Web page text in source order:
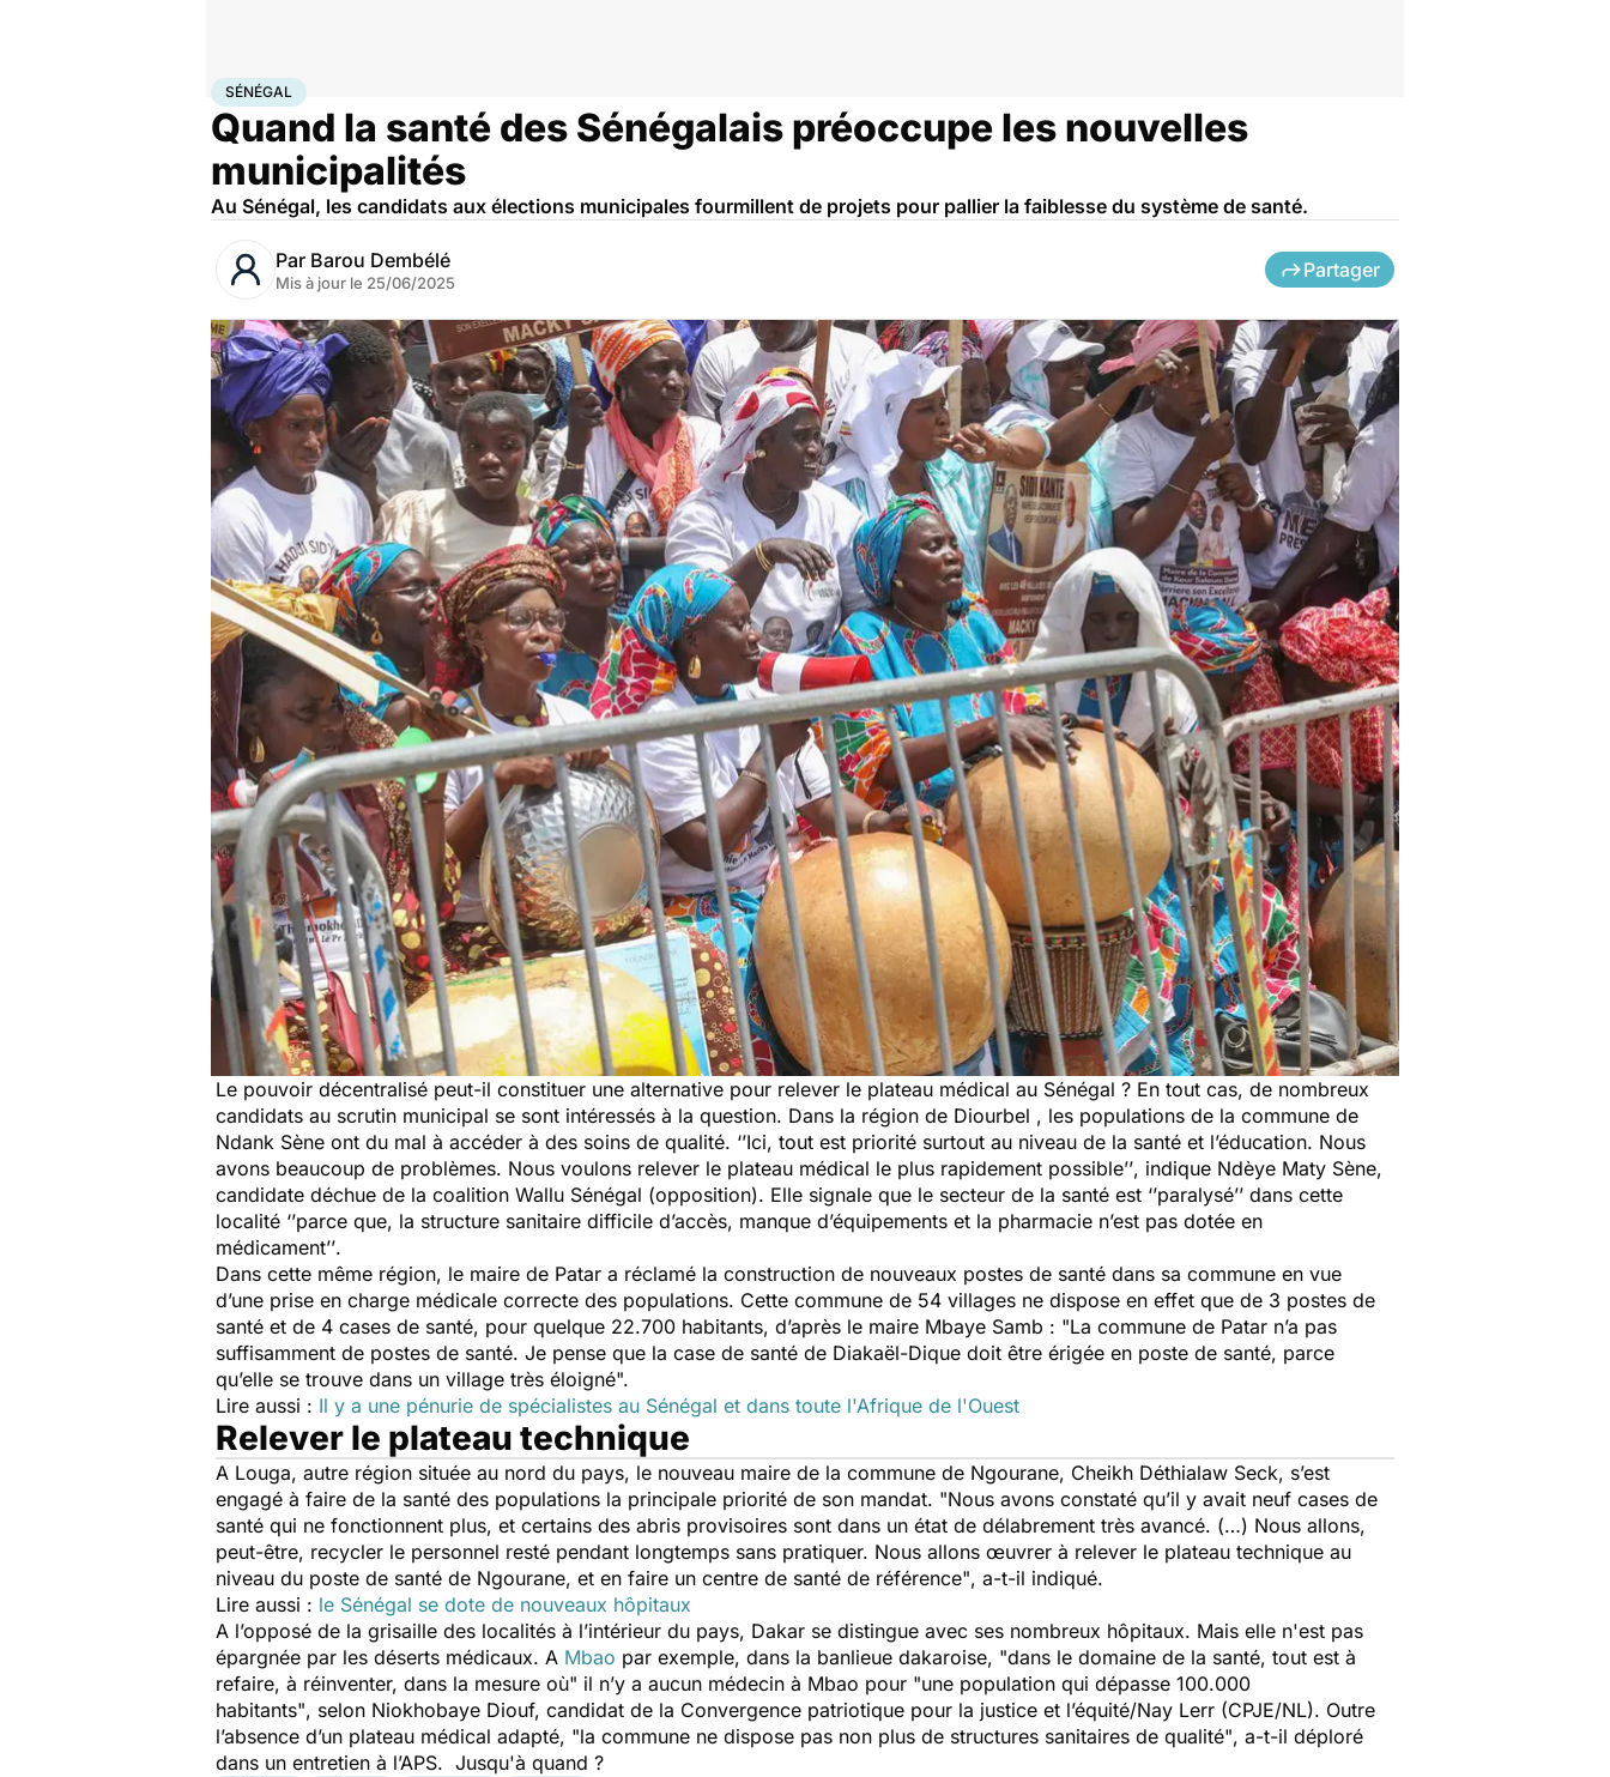
AccueilSanté Société
SÉNÉGAL
Quand la santé des Sénégalais préoccupe les nouvelles
municipalités
Au Sénégal, les candidats aux élections municipales fourmillent de projets pour pallier la faiblesse du système de santé.
Par Barou Dembélé
Mis à jour le 25/06/2025
Partager
Le pouvoir décentralisé peut-il constituer une alternative pour relever le plateau médical au Sénégal ? En tout cas, de nombreux
candidats au scrutin municipal se sont intéressés à la question. Dans la région de Diourbel , les populations de la commune de
Ndank Sène ont du mal à accéder à des soins de qualité. ‘’Ici, tout est priorité surtout au niveau de la santé et l’éducation. Nous
avons beaucoup de problèmes. Nous voulons relever le plateau médical le plus rapidement possible’’, indique Ndèye Maty Sène,
candidate déchue de la coalition Wallu Sénégal (opposition). Elle signale que le secteur de la santé est ‘’paralysé’’ dans cette
localité ‘’parce que, la structure sanitaire difficile d’accès, manque d’équipements et la pharmacie n’est pas dotée en
médicament’’.
Dans cette même région, le maire de Patar a réclamé la construction de nouveaux postes de santé dans sa commune en vue
d’une prise en charge médicale correcte des populations. Cette commune de 54 villages ne dispose en effet que de 3 postes de
santé et de 4 cases de santé, pour quelque 22.700 habitants, d’après le maire Mbaye Samb : "La commune de Patar n’a pas
suffisamment de postes de santé. Je pense que la case de santé de Diakaël-Dique doit être érigée en poste de santé, parce
qu’elle se trouve dans un village très éloigné".
Lire aussi : Il y a une pénurie de spécialistes au Sénégal et dans toute l'Afrique de l'Ouest
Relever le plateau technique
A Louga, autre région située au nord du pays, le nouveau maire de la commune de Ngourane, Cheikh Déthialaw Seck, s’est
engagé à faire de la santé des populations la principale priorité de son mandat. "Nous avons constaté qu’il y avait neuf cases de
santé qui ne fonctionnent plus, et certains des abris provisoires sont dans un état de délabrement très avancé. (…) Nous allons,
peut-être, recycler le personnel resté pendant longtemps sans pratiquer. Nous allons œuvrer à relever le plateau technique au
niveau du poste de santé de Ngourane, et en faire un centre de santé de référence", a-t-il indiqué.
Lire aussi : le Sénégal se dote de nouveaux hôpitaux
A l’opposé de la grisaille des localités à l’intérieur du pays, Dakar se distingue avec ses nombreux hôpitaux. Mais elle n'est pas
épargnée par les déserts médicaux. A Mbao par exemple, dans la banlieue dakaroise, "dans le domaine de la santé, tout est à
refaire, à réinventer, dans la mesure où" il n’y a aucun médecin à Mbao pour "une population qui dépasse 100.000
habitants", selon Niokhobaye Diouf, candidat de la Convergence patriotique pour la justice et l’équité/Nay Lerr (CPJE/NL). Outre
l’absence d’un plateau médical adapté, "la commune ne dispose pas non plus de structures sanitaires de qualité", a-t-il déploré
dans un entretien à l’APS. Jusqu'à quand ?